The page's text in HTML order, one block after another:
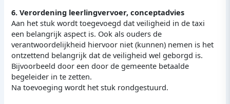
6. Verordening leerlingvervoer, conceptadvies
Aan het stuk wordt toegevoegd dat veiligheid in de taxi
een belangrijk aspect is. Ook als ouders de
verantwoordelijkheid hiervoor niet (kunnen) nemen is het
ontzettend belangrijk dat de veiligheid wel geborgd is.
Bijvoorbeeld door een door de gemeente betaalde
begeleider in te zetten.
Na toevoeging wordt het stuk rondgestuurd.